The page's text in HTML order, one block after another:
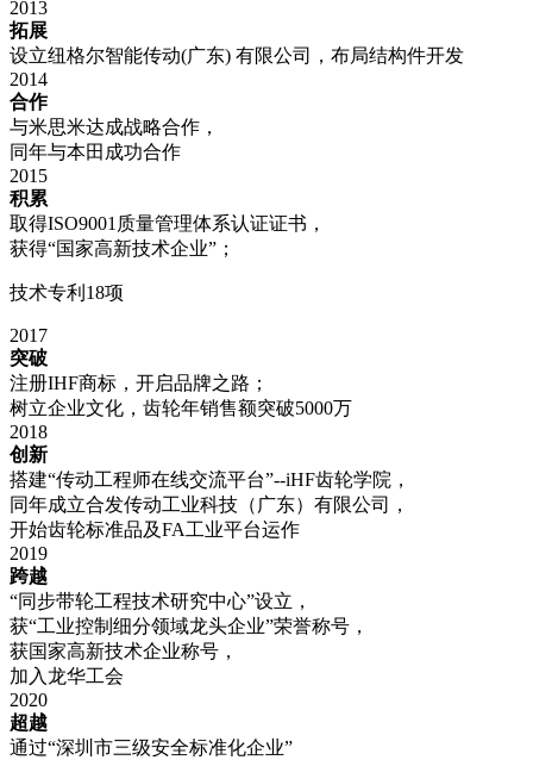
2013
拓展
设立纽格尔智能传动(广东) 有限公司，布局结构件开发
2014
合作
与米思米达成战略合作，
同年与本田成功合作
2015
积累
取得ISO9001质量管理体系认证证书，
获得“国家高新技术企业”；
技术专利18项
2017
突破
注册IHF商标，开启品牌之路；
树立企业文化，齿轮年销售额突破5000万
2018
创新
搭建“传动工程师在线交流平台”--iHF齿轮学院，
同年成立合发传动工业科技（广东）有限公司，
开始齿轮标准品及FA工业平台运作
2019
跨越
“同步带轮工程技术研究中心”设立，
获“工业控制细分领域龙头企业”荣誉称号，
获国家高新技术企业称号，
加入龙华工会
2020
超越
通过“深圳市三级安全标准化企业”